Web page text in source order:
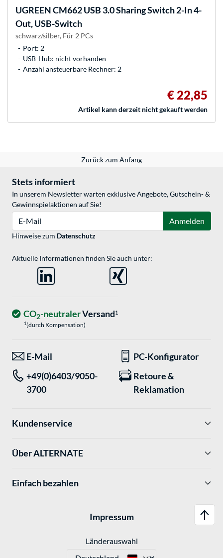
UGREENCM662 USB 3.0 Sharing Switch 2-In 4-
Out, USB-Switch
schwarz/silber, Für 2 PCs
Port: 2
USB-Hub: nicht vorhanden
Anzahl ansteuerbare Rechner: 2
€ 22,85
Artikel kann derzeit nicht gekauft werden
Zurück zum Anfang
Stets informiert
In unserem Newsletter warten exklusive Angebote, Gutschein- &
Gewinnspielaktionen auf Sie!
Anmelden
Hinweise zum Datenschutz
Aktuelle Informationen finden Sie auch unter:
CO2-neutralerVersand1
1(durch Kompensation)
E-Mail
PC-Konfigurator
+49(0)6403/9050-
3700
Retoure &
Reklamation
Kundenservice
Über ALTERNATE
Einfach bezahlen
Impressum
Länderauswahl